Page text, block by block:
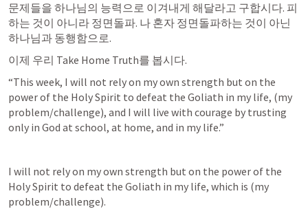
문제들을 하나님의 능력으로 이겨내게 해달라고 구합시다. 피
하는 것이 아니라 정면돌파. 나 혼자 정면돌파하는 것이 아닌
하나님과 동행함으로.
이제 우리 Take Home Truth를 봅시다.
“This week, I will not rely on my own strength but on the
power of the Holy Spirit to defeat the Goliath in my life, (my
problem/challenge), and I will live with courage by trusting
only in God at school, at home, and in my life.”
I will not rely on my own strength but on the power of the
Holy Spirit to defeat the Goliath in my life, which is (my
problem/challenge).